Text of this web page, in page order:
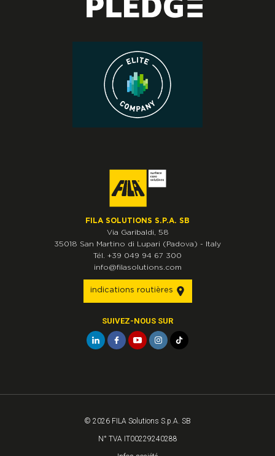
FILA SOLUTIONS S.P.A. SB
Via Garibaldi, 58
35018 San Martino di Lupari (Padova) - Italy
Tél. +39 049 94 67 300
info@filasolutions.com
indications routières
SUIVEZ-NOUS SUR
© 2026 FILA Solutions S.p.A. SB
N° TVA IT00229240288